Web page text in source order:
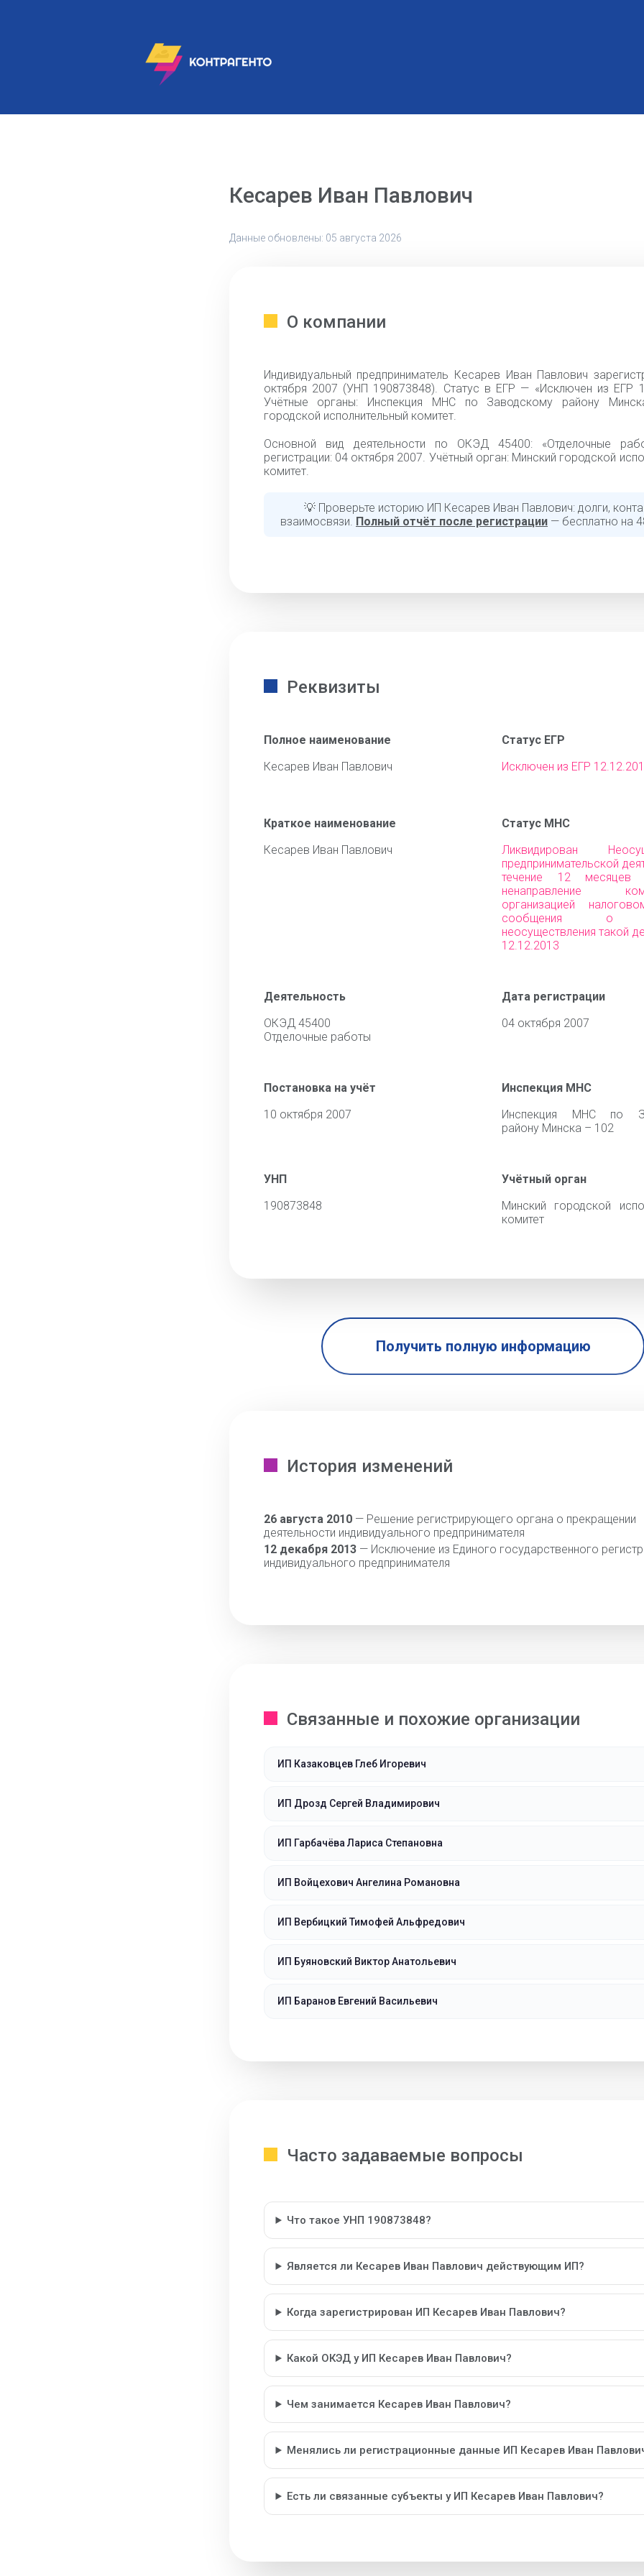
Кесарев Иван Павлович
Данные обновлены: 05 августа 2026
О компании
Индивидуальный предприниматель Кесарев Иван Павлович
октября 2007 (УНП 190873848). Статус в ЕГР — «Исключен из ЕГР
Учётные органы: Инспекция МНС по Заводскому району
городской исполнительный комитет.
Основной вид деятельности по ОКЭД 45400: «Отделочные
регистрации: 04 октября 2007. Учётный орган: Минский городской
комитет.
💡 Проверьте историю ИП Кесарев Иван Павлович: долги,
взаимосвязи. Полный отчёт после регистрации — бесплатно на
Реквизиты
Полное наименование
Кесарев Иван Павлович
Статус ЕГР
Исключен из ЕГР
Краткое наименование
Кесарев Иван Павлович
Статус МНС
Ликвидирован
предпринимательской
течение 12 месяцев
ненаправление
организацией
сообщения о
неосуществления такой
12.12.2013
Деятельность
ОКЭД 45400
Отделочные работы
Дата регистрации
04 октября 2007
Постановка на учёт
10 октября 2007
Инспекция МНС
Инспекция МНС по
району Минска – 102
УНП
190873848
Учётный орган
Минский городской
комитет
Получить полную информацию
История изменений
26 августа 2010— Решение регистрирующего органа о прекращении
деятельности индивидуального предпринимателя
12 декабря 2013— Исключение из Единого государственного
индивидуального предпринимателя
Связанные и похожие организации
ИП Казаковцев Глеб Игоревич
ИП Дрозд Сергей Владимирович
ИП Гарбачёва Лариса Степановна
ИП Войцехович Ангелина Романовна
ИП Вербицкий Тимофей Альфредович
ИП Буяновский Виктор Анатольевич
ИП Баранов Евгений Васильевич
Часто задаваемые вопросы
Что такое УНП 190873848?
Является ли Кесарев Иван Павлович действующим ИП?
Когда зарегистрирован ИП Кесарев Иван Павлович?
Какой ОКЭД у ИП Кесарев Иван Павлович?
Чем занимается Кесарев Иван Павлович?
Менялись ли регистрационные данные ИП Кесарев Иван
Есть ли связанные субъекты у ИП Кесарев Иван Павлович?